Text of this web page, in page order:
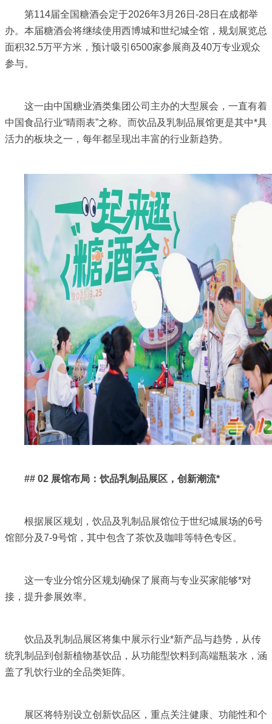
第114届全国糖酒会定于2026年3月26日-28日在成都举
办。本届糖酒会将继续使用西博城和世纪城全馆，规划展览总
面积32.5万平方米，预计吸引6500家参展商及40万专业观众
参与。
这一由中国糖业酒类集团公司主办的大型展会，一直有着
中国食品行业“晴雨表”之称。而饮品及乳制品展馆更是其中*具
活力的板块之一，每年都呈现出丰富的行业新趋势。
## 02 展馆布局：饮品乳制品展区，创新潮流*
根据展区规划，饮品及乳制品展馆位于世纪城展场的6号
馆部分及7-9号馆，其中包含了茶饮及咖啡等特色专区。
这一专业分馆分区规划确保了展商与专业买家能够*对
接，提升参展效率。
饮品及乳制品展区将集中展示行业*新产品与趋势，从传
统乳制品到创新植物基饮品，从功能型饮料到高端瓶装水，涵
盖了乳饮行业的全品类矩阵。
展区将特别设立创新饮品区，重点关注健康、功能性和个